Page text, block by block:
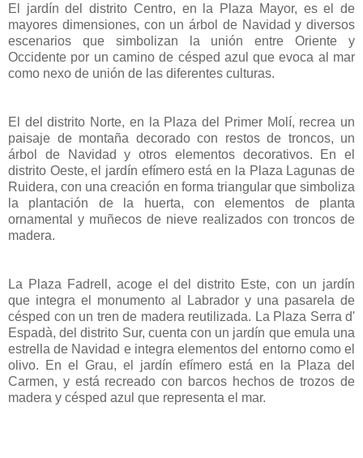
El jardín del distrito Centro, en la Plaza Mayor, es el de
mayores dimensiones, con un árbol de Navidad y diversos
escenarios que simbolizan la unión entre Oriente y
Occidente por un camino de césped azul que evoca al mar
como nexo de unión de las diferentes culturas.
El del distrito Norte, en la Plaza del Primer Molí, recrea un
paisaje de montaña decorado con restos de troncos, un
árbol de Navidad y otros elementos decorativos. En el
distrito Oeste, el jardín efímero está en la Plaza Lagunas de
Ruidera, con una creación en forma triangular que simboliza
la plantación de la huerta, con elementos de planta
ornamental y muñecos de nieve realizados con troncos de
madera.
La Plaza Fadrell, acoge el del distrito Este, con un jardín
que integra el monumento al Labrador y una pasarela de
césped con un tren de madera reutilizada. La Plaza Serra d'
Espadà, del distrito Sur, cuenta con un jardín que emula una
estrella de Navidad e integra elementos del entorno como el
olivo. En el Grau, el jardín efímero está en la Plaza del
Carmen, y está recreado con barcos hechos de trozos de
madera y césped azul que representa el mar.